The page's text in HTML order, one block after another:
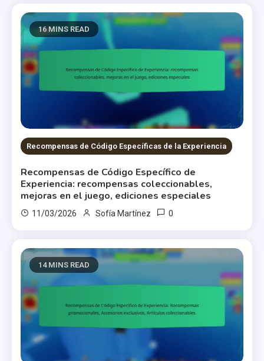
16 MINS READ
Recompensas de Código Específicas de la Experiencia
Recompensas de Código Específico de
Experiencia: recompensas coleccionables,
mejoras en el juego, ediciones especiales
11/03/2026 Sofía Martínez 0
14 MINS READ